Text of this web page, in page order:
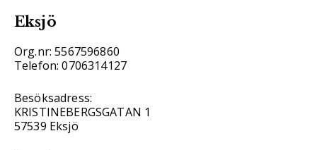
Eksjö
Org.nr: 5567596860
Telefon: 0706314127
Besöksadress:
KRISTINEBERGSGATAN 1
57539 Eksjö